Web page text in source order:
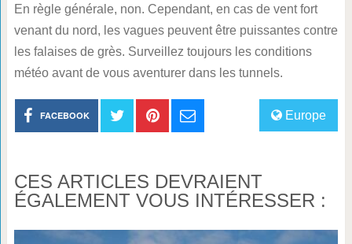
En règle générale, non. Cependant, en cas de vent fort
venant du nord, les vagues peuvent être puissantes contre
les falaises de grès. Surveillez toujours les conditions
météo avant de vous aventurer dans les tunnels.
Europe
FACEBOOK
CES ARTICLES DEVRAIENT
ÉGALEMENT VOUS INTÉRESSER :